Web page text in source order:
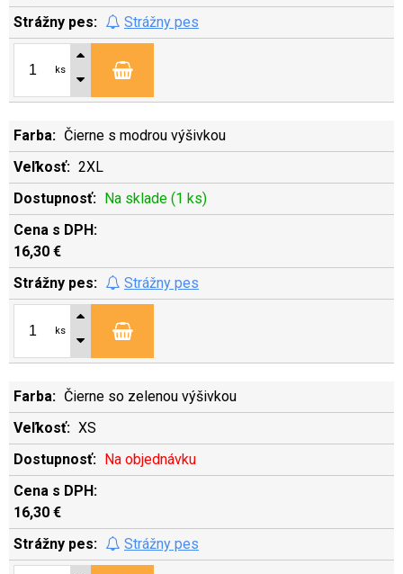
Strážny pes
ks
Čierne s modrou výšivkou
2XL
Na sklade (1 ks)
16,30 €
Strážny pes
ks
Čierne so zelenou výšivkou
XS
Na objednávku
16,30 €
Strážny pes